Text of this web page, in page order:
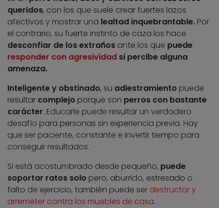
queridos, con los que suele crear fuertes lazos
afectivos y mostrar una lealtad inquebrantable. Por
el contrario, su fuerte instinto de caza los hace
desconfiar de los extraños ante los que puede
responder con agresividad si percibe alguna
amenaza.
Inteligente y obstinado, su adiestramiento puede
resultar complejo porque son perros con bastante
carácter. Educarle puede resultar un verdadero
desafío para personas sin experiencia previa. Hay
que ser paciente, constante e invertir tiempo para
conseguir resultados.
Si está acostumbrado desde pequeño, puede
soportar ratos solo pero, aburrido, estresado o
falto de ejercicio, también puede ser destructor y
arremeter contra los muebles de casa.